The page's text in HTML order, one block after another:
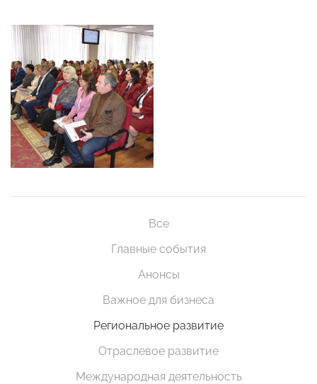
Все
Главные события
Анонсы
Важное для бизнеса
Региональное развитие
Отраслевое развитие
Международная деятельность